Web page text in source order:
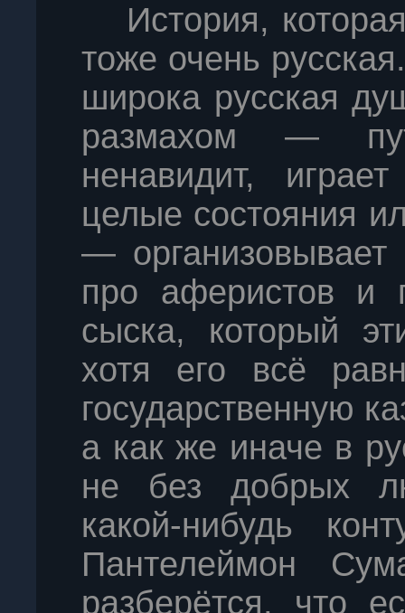
История,
тоже очень
широка русская
размахом —
ненавидит,
целые состояния
—
про аферистов и
сыска, который
хотя его всё
государственную
а как же иначе в
не без добрых
какой-нибудь
Пантелеймон
разберётся, что